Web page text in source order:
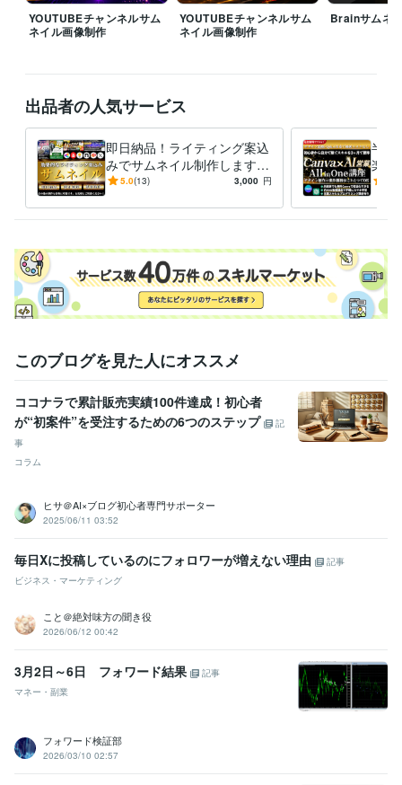
YOUTUBEチャンネルサム
ネイル画像制作
YOUTUBEチャンネルサム
ネイル画像制作
Brainサムネ
出品者の人気サービス
即日納品！ライティング案込
みでサムネイル制作します B
rainなど即日対応可！効果に
作
5.0(13) 3,000 円
半額
楽々
案
このブログを見た人にオススメ
ココナラで累計販売実績100件達成！初心者
が“初案件”を受注するための6つのステップ
記
事
コラム
ヒサ＠AI×ブログ初心者専門サポーター
2025/06/11 03:52
毎日Xに投稿しているのにフォロワーが増えない理由
記事
ビジネス・マーケティング
こと＠絶対味方の聞き役
2026/06/12 00:42
3月2日～6日 フォワード結果
記事
マネー・副業
フォワード検証部
2026/03/10 02:57